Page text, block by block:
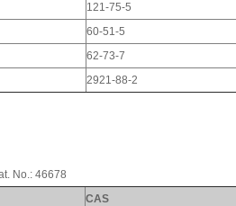
121-75-5
60-51-5
62-73-7
2921-88-2
No.: 46678
CAS